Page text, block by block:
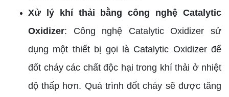
Xử lý khí thải bằng công nghệ Catalytic
Oxidizer: Công nghệ Catalytic Oxidizer sử
dụng một thiết bị gọi là Catalytic Oxidizer để
đốt cháy các chất độc hại trong khí thải ở nhiệt
độ thấp hơn. Quá trình đốt cháy sẽ được tăng